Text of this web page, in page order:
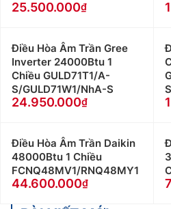
25.500.000
Điều Hòa Âm Trần Gree
Inverter 24000Btu 1
Chiều GULD71T1/A-
S/GULD71W1/NhA-S
24.950.000
Điều Hòa Âm Trần Daikin
48000Btu 1 Chiều
FCNQ48MV1/RNQ48MY1
44.600.000